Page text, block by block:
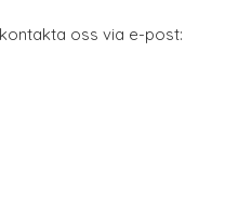
oss via e-post: